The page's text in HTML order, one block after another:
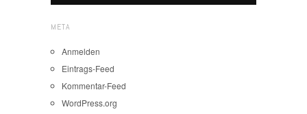
META
Anmelden
Eintrags-Feed
Kommentar-Feed
WordPress.org